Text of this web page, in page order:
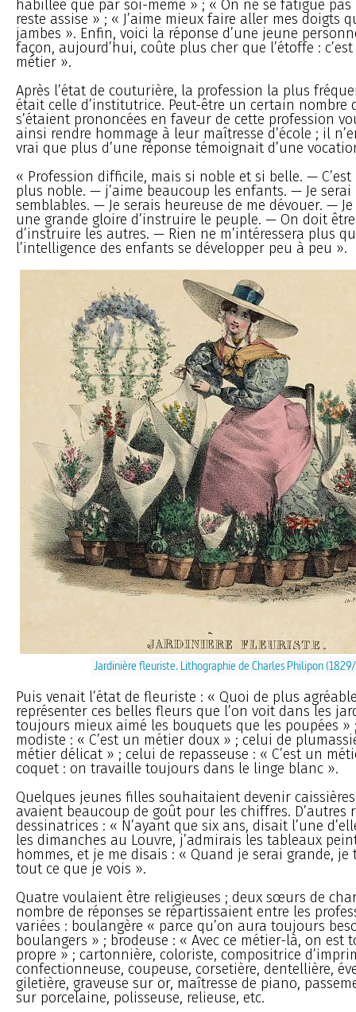
habillée que par soi-même » ; « On ne se fatigue
reste assise » ; « J’aime mieux faire aller mes doigts
jambes ». Enfin, voici la réponse d’une jeune
façon, aujourd’hui, coûte plus cher que l’étoffe :
métier ».
Après l’état de couturière, la profession la plus
était celle d’institutrice. Peut-être un certain nombre
s’étaient prononcées en faveur de cette profession
ainsi rendre hommage à leur maîtresse d’école ; il
vrai que plus d’une réponse témoignait d’une
« Profession difficile, mais si noble et si belle. —
plus noble. — j’aime beaucoup les enfants. — Je
semblables. — Je serais heureuse de me dévouer. — Je
une grande gloire d’instruire le peuple. — On doit
d’instruire les autres. — Rien ne m’intéressera plus
l’intelligence des enfants se développer peu à peu ».
Jardinière fleuriste. Lithographie de Charles Philipon
Puis venait l’état de fleuriste : « Quoi de plus
représenter ces belles fleurs que l’on voit dans les
toujours mieux aimé les bouquets que les poupées »
modiste : « C’est un métier doux » ; celui de
métier délicat » ; celui de repasseuse : « C’est un
coquet : on travaille toujours dans le linge blanc ».
Quelques jeunes filles souhaitaient devenir
avaient beaucoup de goût pour les chiffres. D’autres
dessinatrices : « N’ayant que six ans, disait l’une
les dimanches au Louvre, j’admirais les tableaux
hommes, et je me disais : « Quand je serai grande, je
tout ce que je vois ».
Quatre voulaient être religieuses ; deux sœurs de
nombre de réponses se répartissaient entre les
variées : boulangère « parce qu’on aura toujours
boulangers » ; brodeuse : « Avec ce métier-là, on est
propre » ; cartonnière, coloriste, compositrice
confectionneuse, coupeuse, corsetière, dentellière,
giletière, graveuse sur or, maîtresse de piano,
sur porcelaine, polisseuse, relieuse, etc.